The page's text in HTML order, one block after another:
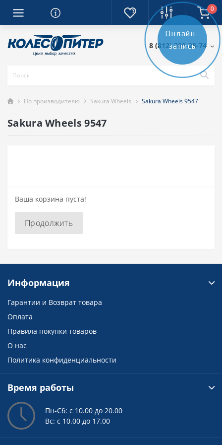
0
8 (812) 389-28-74
По производителю Sakura Wheels Sakura Wheels 9547
Sakura Wheels 9547
Ваша корзина пуста!
Продолжить
Онлайн-
запись
Информация
Гарантии и Возврат товара
Оплата
Правила покупки товаров
О нас
Политика конфиденциальности
Время работы
Пн-Сб: с 10.00 до 20.00
Вс: с 10.00 до 17.00